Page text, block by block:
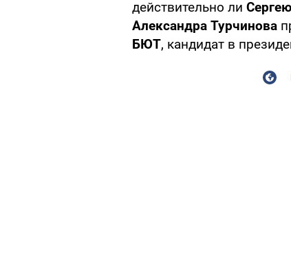
действительно ли
Александра Турчинова
БЮТ, кандидат в